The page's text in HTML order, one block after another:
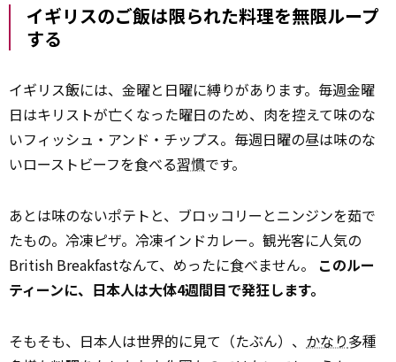
イギリスのご飯は限られた料理を無限ループ
する
イギリス飯には、金曜と日曜に縛りがあります。毎週金曜
日はキリストが亡くなった曜日のため、肉を控えて味のな
いフィッシュ・アンド・チップス。毎週日曜の昼は味のな
いローストビーフを食べる習慣です。
あとは味のないポテトと、ブロッコリーとニンジンを茹で
たもの。冷凍ピザ。冷凍インドカレー。観光客に人気の
British Breakfastなんて、めったに食べません。 このルー
ティーンに、日本人は大体4週間目で発狂します。
そもそも、日本人は世界的に見て（たぶん）、 かなり多種